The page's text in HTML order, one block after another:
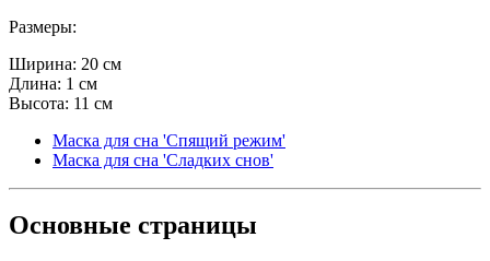
Размеры:
Ширина: 20 см
Длина: 1 см
Высота: 11 см
Маска для сна 'Спящий режим'
Маска для сна 'Сладких снов'
Основные страницы